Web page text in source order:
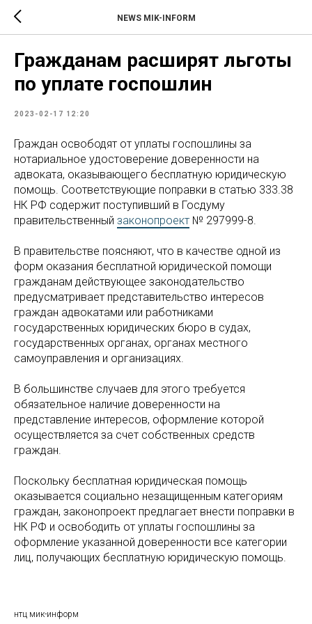
NEWS MIK-INFORM
Гражданам расширят льготы
по уплате госпошлин
2023-02-17 12:20
Граждан освободят от уплаты госпошлины за
нотариальное удостоверение доверенности на
адвоката, оказывающего бесплатную юридическую
помощь. Соответствующие поправки в статью 333.38
НК РФ содержит поступивший в Госдуму
правительственный законопроект № 297999-8.
В правительстве поясняют, что в качестве одной из
форм оказания бесплатной юридической помощи
гражданам действующее законодательство
предусматривает представительство интересов
граждан адвокатами или работниками
государственных юридических бюро в судах,
государственных органах, органах местного
самоуправления и организациях.
В большинстве случаев для этого требуется
обязательное наличие доверенности на
представление интересов, оформление которой
осуществляется за счет собственных средств
граждан.
Поскольку бесплатная юридическая помощь
оказывается социально незащищенным категориям
граждан, законопроект предлагает внести поправки в
НК РФ и освободить от уплаты госпошлины за
оформление указанной доверенности все категории
лиц, получающих бесплатную юридическую помощь.
нтц мик-информ